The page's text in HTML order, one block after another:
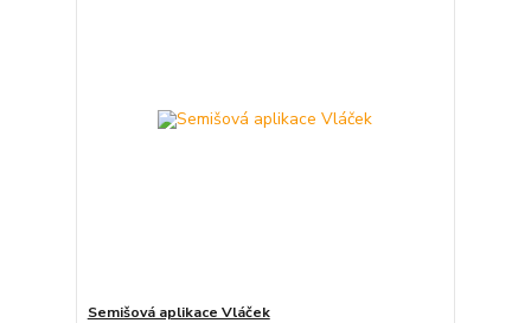
Semišová aplikace Vláček